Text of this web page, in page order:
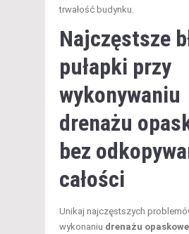
trwałość budynku.
Najczęstsze
pułapki przy
wykonywaniu
drenażu
bez
całości
Unikaj najczęstszych
wykonaniu drenażu